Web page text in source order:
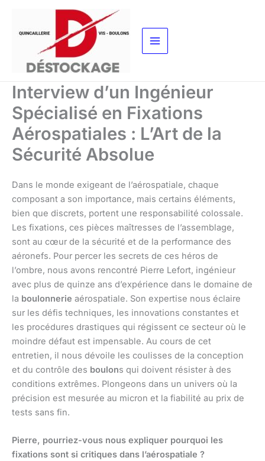
contenu
Interview d’un Ingénieur
Spécialisé en Fixations
Aérospatiales : L’Art de la
Sécurité Absolue
Dans le monde exigeant de l’aérospatiale, chaque
composant a son importance, mais certains éléments,
bien que discrets, portent une responsabilité colossale.
Les fixations, ces pièces maîtresses de l’assemblage,
sont au cœur de la sécurité et de la performance des
aéronefs. Pour percer les secrets de ces héros de
l’ombre, nous avons rencontré Pierre Lefort, ingénieur
avec plus de quinze ans d’expérience dans le domaine de
la boulonnerie aérospatiale. Son expertise nous éclaire
sur les défis techniques, les innovations constantes et
les procédures drastiques qui régissent ce secteur où le
moindre défaut est impensable. Au cours de cet
entretien, il nous dévoile les coulisses de la conception
et du contrôle des boulons qui doivent résister à des
conditions extrêmes. Plongeons dans un univers où la
précision est mesurée au micron et la fiabilité au prix de
tests sans fin.
Pierre, pourriez-vous nous expliquer pourquoi les
fixations sont si critiques dans l’aérospatiale ?